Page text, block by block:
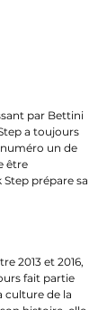
par Bettini
a toujours
un de
être
prépare sa
2013 et 2016,
fait partie
culture de la